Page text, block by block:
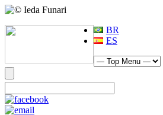
BR
ES